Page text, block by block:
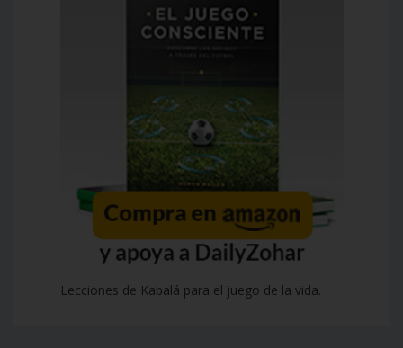
Lecciones de Kabalá para el juego de la vida.